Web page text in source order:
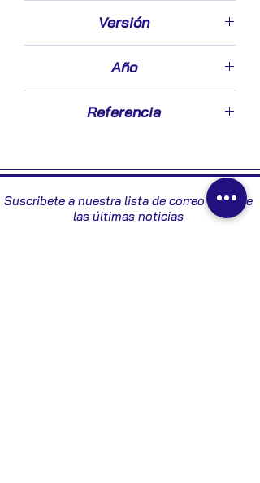
Versión
Año
Referencia
Suscribete a nuestra lista de correo y recibe
las últimas noticias